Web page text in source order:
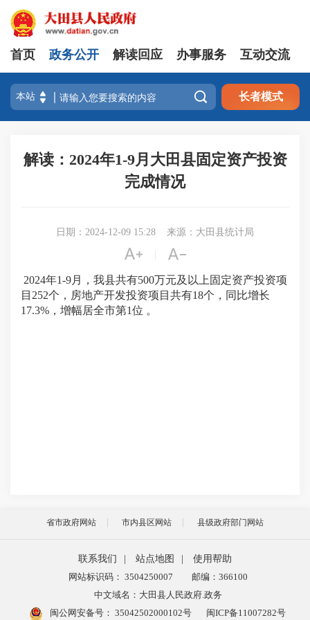
首页 政务公开 解读回应 办事服务 互动交流
 长者模式
解读：2024年1-9月大田县固定资产投资
完成情况
日期：2024-12-09 15:28 来源：大田县统计局
 
2024年1-9月， 我县共有500万元及 以上 固定资产投资项
目 252个，房地产开发投资项目共有18个，同比增长
17.3%， 增幅居全市第1位 。
省市政府网站 市内县区网站 县级政府部门网站
联系我们 站点地图
使用帮助
网站标识码： 3504250007
邮编：366100
中文域名：大田县人民政府.政务
闽公网安备号： 35042502000102号 闽ICP备11007282号